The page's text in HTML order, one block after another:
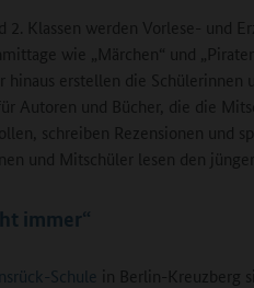
2. Klassen werden Vorlese- und
wie „Märchen“ und
hinaus erstellen die Schülerinnen
Autoren und Bücher, die die
schreiben Rezensionen und
und Mitschüler lesen den
immer“
Schule in Berlin-Kreuzberg